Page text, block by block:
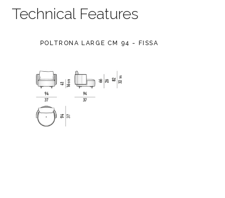
Technical Features
POLTRONA LARGE CM 94 - FISSA